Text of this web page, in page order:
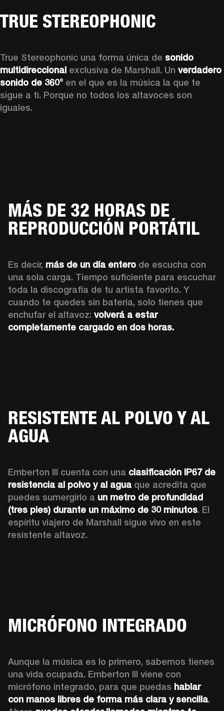
TRUE STEREOPHONIC
True Stereophonic una forma única de sonido
multidireccional exclusiva de Marshall. Un verdadero
sonido de 360° en el que es la música la que te
sigue a ti. Porque no todos los altavoces son
iguales.
MÁS DE 32 HORAS DE
REPRODUCCIÓN PORTÁTIL
Es decir, más de un día entero de escucha con
una sola carga. Tiempo suficiente para escuchar
toda la discografía de tu artista favorito. Y
cuando te quedes sin batería, solo tienes que
enchufar el altavoz: volverá a estar
completamente cargado en dos horas.
RESISTENTE AL POLVO Y AL
AGUA
Emberton III cuenta con una clasificación IP67 de
resistencia al polvo y al agua que acredita que
puedes sumergirlo a un metro de profundidad
(tres pies) durante un máximo de 30 minutos. El
espíritu viajero de Marshall sigue vivo en este
resistente altavoz.
MICRÓFONO INTEGRADO
Aunque la música es lo primero, sabemos tienes
una vida ocupada. Emberton III viene con
micrófono integrado, para que puedas hablar
con manos libres de forma más clara y sencilla.